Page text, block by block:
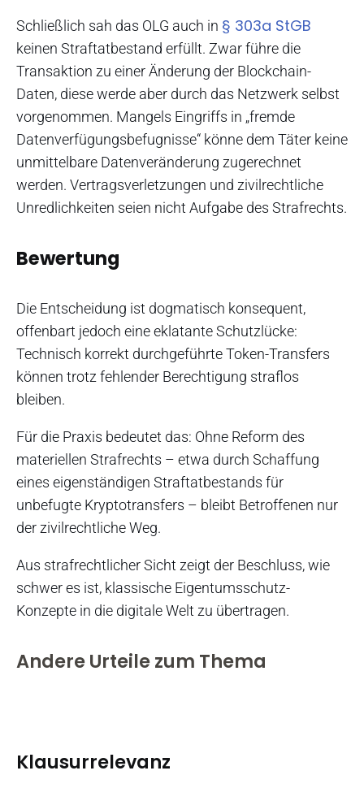
Schließlich sah das OLG auch in § 303a StGB
keinen Straftatbestand erfüllt. Zwar führe die
Transaktion zu einer Änderung der Blockchain-
Daten, diese werde aber durch das Netzwerk selbst
vorgenommen. Mangels Eingriffs in „fremde
Datenverfügungsbefugnisse“ könne dem Täter keine
unmittelbare Datenveränderung zugerechnet
werden. Vertragsverletzungen und zivilrechtliche
Unredlichkeiten seien nicht Aufgabe des Strafrechts.
Bewertung
Die Entscheidung ist dogmatisch konsequent,
offenbart jedoch eine eklatante Schutzlücke:
Technisch korrekt durchgeführte Token-Transfers
können trotz fehlender Berechtigung straflos
bleiben.
Für die Praxis bedeutet das: Ohne Reform des
materiellen Strafrechts – etwa durch Schaffung
eines eigenständigen Straftatbestands für
unbefugte Kryptotransfers – bleibt Betroffenen nur
der zivilrechtliche Weg.
Aus strafrechtlicher Sicht zeigt der Beschluss, wie
schwer es ist, klassische Eigentumsschutz-
Konzepte in die digitale Welt zu übertragen.
Andere Urteile zum Thema
Klausurrelevanz